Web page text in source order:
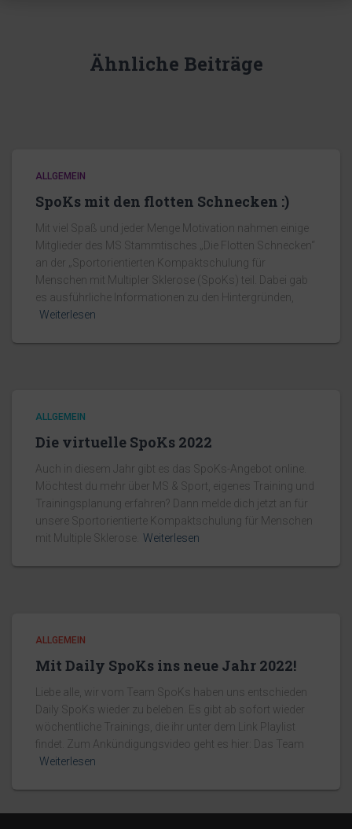
Ähnliche Beiträge
ALLGEMEIN
SpoKs mit den flotten Schnecken :)
Mit viel Spaß und jeder Menge Motivation nahmen einige
Mitglieder des MS Stammtisches „Die Flotten Schnecken“
an der „Sportorientierten Kompaktschulung für
Menschen mit Multipler Sklerose (SpoKs) teil. Dabei gab
es ausführliche Informationen zu den Hintergründen,
Weiterlesen
ALLGEMEIN
Die virtuelle SpoKs 2022
Auch in diesem Jahr gibt es das SpoKs-Angebot online.
Möchtest du mehr über MS & Sport, eigenes Training und
Trainingsplanung erfahren? Dann melde dich jetzt an für
unsere Sportorientierte Kompaktschulung für Menschen
mit Multiple Sklerose. Weiterlesen
ALLGEMEIN
Mit Daily SpoKs ins neue Jahr 2022!
Liebe alle, wir vom Team SpoKs haben uns entschieden
Daily SpoKs wieder zu beleben. Es gibt ab sofort wieder
wöchentliche Trainings, die ihr unter dem Link Playlist
findet. Zum Ankündigungsvideo geht es hier: Das Team
Weiterlesen